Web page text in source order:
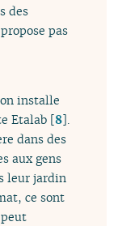
des
pas
installe
Etalab [8].
dans des
aux gens
leur jardin
ce sont